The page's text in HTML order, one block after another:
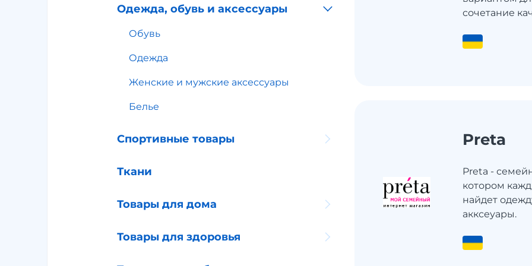
Одежда, обувь и аксессуары
Обувь
Одежда
Женские и мужские аксессуары
Белье
Спортивные товары
Ткани
Товары для дома
Товары для здоровья
сочетание
Preta
Preta -
котором
найдет
акксеуары.